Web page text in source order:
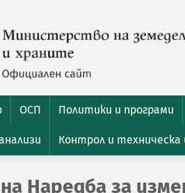
ОСП Политики и програми
Контрол и техническа
Наредба за